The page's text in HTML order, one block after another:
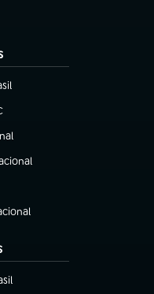
nova aba)
aba)
aba)
aba)
aba)